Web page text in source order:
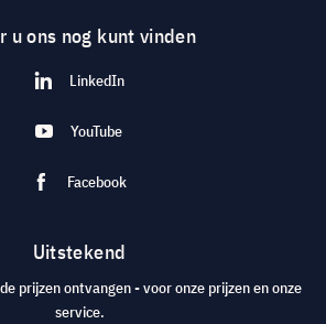
u ons nog kunt vinden
LinkedIn
YouTube
Facebook
Uitstekend
prijzen ontvangen - voor onze prijzen en onze
service.